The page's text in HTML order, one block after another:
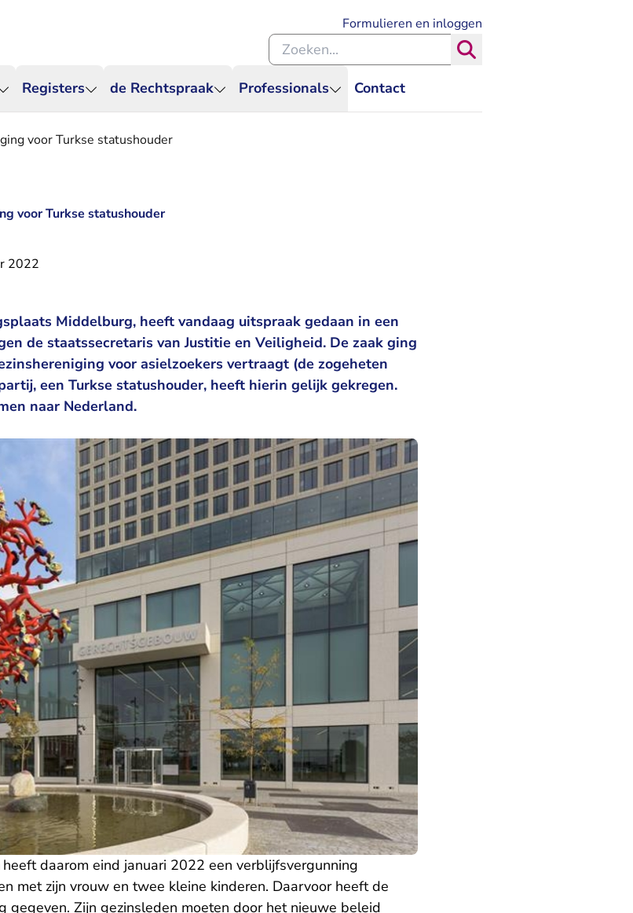
Registers de Rechtspraak Professionals Contact
Formulieren en inloggen
Zoeken binnen de Rechtspraak
voor Turkse statushouder
voor Turkse statushouder
2022
Middelburg, heeft vandaag uitspraak gedaan in een
de staatssecretaris van Justitie en Veiligheid. De zaak ging
voor asielzoekers vertraagt (de zogeheten
een Turkse statushouder, heeft hierin gelijk gekregen.
naar Nederland.
daarom eind januari 2022 een verblijfsvergunning
met zijn vrouw en twee kleine kinderen. Daarvoor heeft de
gegeven. Zijn gezinsleden moeten door het nieuwe beleid